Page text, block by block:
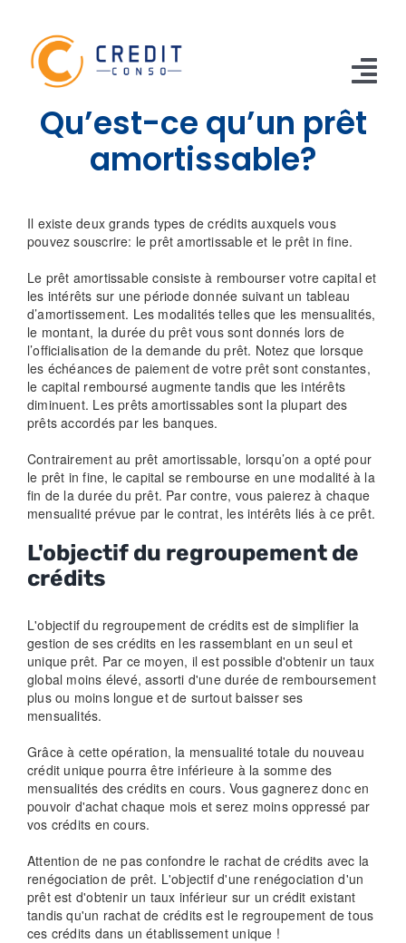
content
VOITURE
PERSO
RENOUVELABLE
RACHAT CREDIT
Qu’est-ce qu’un prêt
amortissable?
Il existe deux grands types de crédits auxquels vous
pouvez souscrire: le prêt amortissable et le prêt in fine.
Le prêt amortissable consiste à rembourser votre capital et
les intérêts sur une période donnée suivant un tableau
d’amortissement. Les modalités telles que les mensualités,
le montant, la durée du prêt vous sont donnés lors de
l’officialisation de la demande du prêt. Notez que lorsque
les échéances de paiement de votre prêt sont constantes,
le capital remboursé augmente tandis que les intérêts
diminuent. Les prêts amortissables sont la plupart des
prêts accordés par les banques.
Contrairement au prêt amortissable, lorsqu’on a opté pour
le prêt in fine, le capital se rembourse en une modalité à la
fin de la durée du prêt. Par contre, vous paierez à chaque
mensualité prévue par le contrat, les intérêts liés à ce prêt.
L'objectif du regroupement de
crédits
L'objectif du regroupement de crédits est de simplifier la
gestion de ses crédits en les rassemblant en un seul et
unique prêt. Par ce moyen, il est possible d'obtenir un taux
global moins élevé, assorti d'une durée de remboursement
plus ou moins longue et de surtout baisser ses
mensualités.
Grâce à cette opération, la mensualité totale du nouveau
crédit unique pourra être inférieure à la somme des
mensualités des crédits en cours. Vous gagnerez donc en
pouvoir d'achat chaque mois et serez moins oppressé par
vos crédits en cours.
Attention de ne pas confondre le rachat de crédits avec la
renégociation de prêt. L'objectif d'une renégociation d'un
prêt est d'obtenir un taux inférieur sur un crédit existant
tandis qu'un rachat de crédits est le regroupement de tous
ces crédits dans un établissement unique !